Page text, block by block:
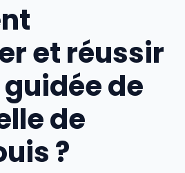
et réussir
de
de
?